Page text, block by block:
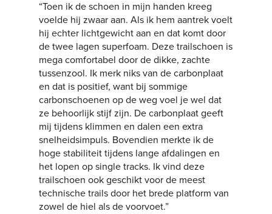
“Toen ik de schoen in mijn handen kreeg
voelde hij zwaar aan. Als ik hem aantrek voelt
hij echter lichtgewicht aan en dat komt door
de twee lagen superfoam. Deze trailschoen is
mega comfortabel door de dikke, zachte
tussenzool. Ik merk niks van de carbonplaat
en dat is positief, want bij sommige
carbonschoenen op de weg voel je wel dat
ze behoorlijk stijf zijn. De carbonplaat geeft
mij tijdens klimmen en dalen een extra
snelheidsimpuls. Bovendien merkte ik de
hoge stabiliteit tijdens lange afdalingen en
het lopen op single tracks. Ik vind deze
trailschoen ook geschikt voor de meest
technische trails door het brede platform van
zowel de hiel als de voorvoet.”